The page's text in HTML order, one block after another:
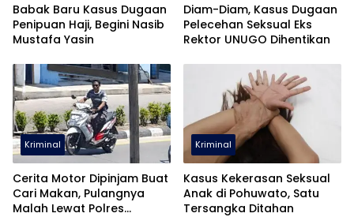
Babak Baru Kasus Dugaan
Penipuan Haji, Begini Nasib
Mustafa Yasin
Diam-Diam, Kasus Dugaan
Pelecehan Seksual Eks
Rektor UNUGO Dihentikan
Kriminal
Cerita Motor Dipinjam Buat
Cari Makan, Pulangnya
Malah Lewat Polres
Kriminal
Kasus Kekerasan Seksual
Anak di Pohuwato, Satu
Tersangka Ditahan